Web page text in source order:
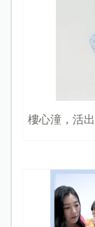
樓心潼，活